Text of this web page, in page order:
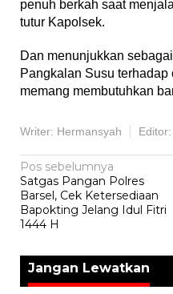
penuh berkah saat
tutur Kapolsek.
Dan menunjukkan
Pangkalan Susu
memang membutuhkan
Writer: Hermansyah
Navigasi
pos
Pos sebelumnya
Satgas Pangan Polres
Barsel, Cek Ketersediaan
Bapokting Jelang Idul Fitri
1444 H
Jangan Lewatkan